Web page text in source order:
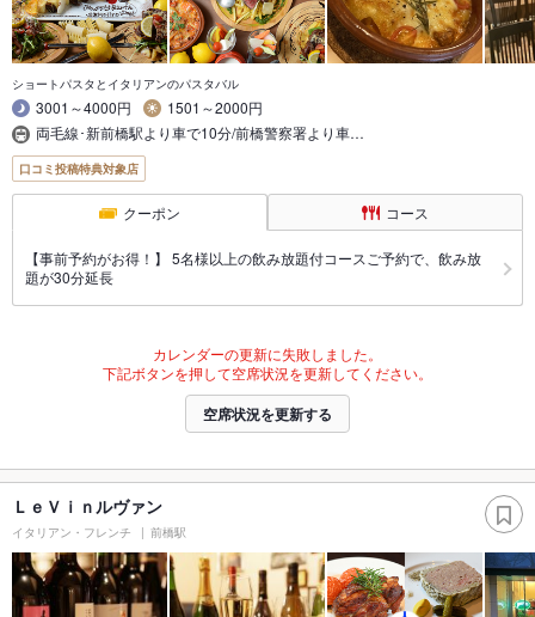
ショートパスタとイタリアンのパスタバル
3001～4000円
1501～2000円
両毛線･新前橋駅より車で10分/前橋警察署より車…
口コミ投稿特典対象店
クーポン コース
【事前予約がお得！】 5名様以上の飲み放題付コースご予約で、飲み放
題が30分延長
カレンダーの更新に失敗しました。
下記ボタンを押して空席状況を更新してください。
空席状況を更新する
ＬｅＶｉｎルヴァン
イタリアン・フレンチ 前橋駅